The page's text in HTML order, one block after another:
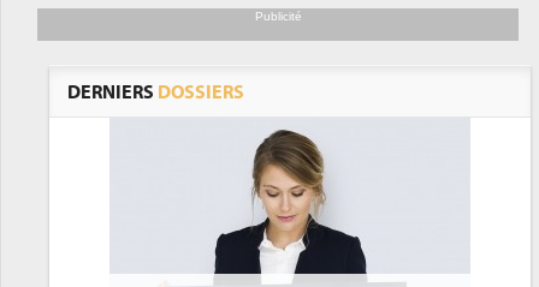
Publicité
DERNIERS DOSSIERS